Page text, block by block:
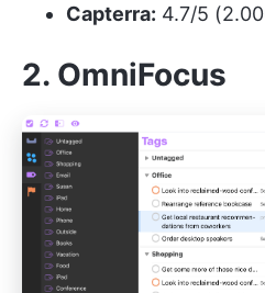
Capterra: 4.7/5
2. OmniFocus